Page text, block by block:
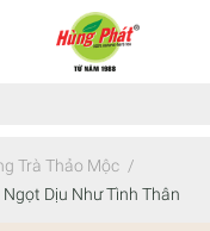
Trà Thảo Mộc /
Dịu Như Tình Thân